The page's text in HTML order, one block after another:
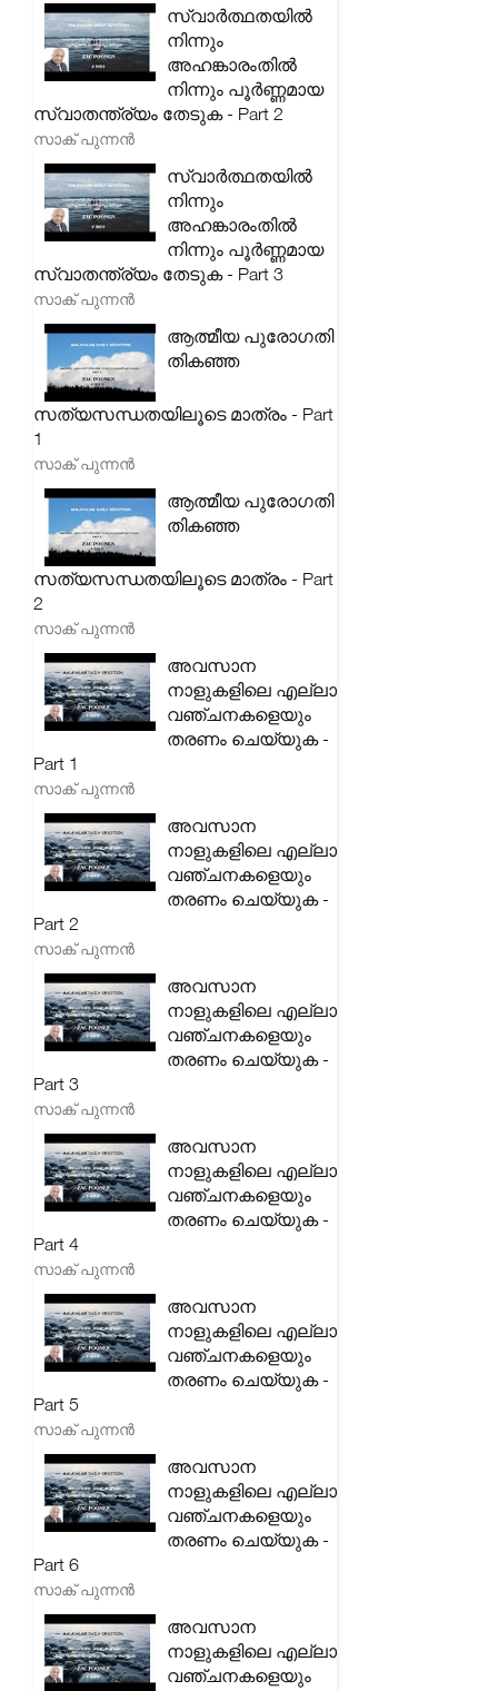
സ്വാർത്ഥതയിൽ
നിന്നും
അഹങ്കാരംതിൽ
നിന്നും പൂർണ്ണമായ
സ്വാതന്ത്ര്യം തേടുക - Part 2
സാക് പുന്നൻ
സ്വാർത്ഥതയിൽ
നിന്നും
അഹങ്കാരംതിൽ
നിന്നും പൂർണ്ണമായ
സ്വാതന്ത്ര്യം തേടുക - Part 3
സാക് പുന്നൻ
ആത്മീയ പുരോഗതി
തികഞ്ഞ
സത്യസന്ധതയിലൂടെ മാത്രം - Part
1
സാക് പുന്നൻ
ആത്മീയ പുരോഗതി
തികഞ്ഞ
സത്യസന്ധതയിലൂടെ മാത്രം - Part
2
സാക് പുന്നൻ
അവസാന
നാളുകളിലെ എല്ലാ
വഞ്ചനകളെയും
തരണം ചെയ്യുക -
Part 1
സാക് പുന്നൻ
അവസാന
നാളുകളിലെ എല്ലാ
വഞ്ചനകളെയും
തരണം ചെയ്യുക -
Part 2
സാക് പുന്നൻ
അവസാന
നാളുകളിലെ എല്ലാ
വഞ്ചനകളെയും
തരണം ചെയ്യുക -
Part 3
സാക് പുന്നൻ
അവസാന
നാളുകളിലെ എല്ലാ
വഞ്ചനകളെയും
തരണം ചെയ്യുക -
Part 4
സാക് പുന്നൻ
അവസാന
നാളുകളിലെ എല്ലാ
വഞ്ചനകളെയും
തരണം ചെയ്യുക -
Part 5
സാക് പുന്നൻ
അവസാന
നാളുകളിലെ എല്ലാ
വഞ്ചനകളെയും
തരണം ചെയ്യുക -
Part 6
സാക് പുന്നൻ
അവസാന
നാളുകളിലെ എല്ലാ
വഞ്ചനകളെയും